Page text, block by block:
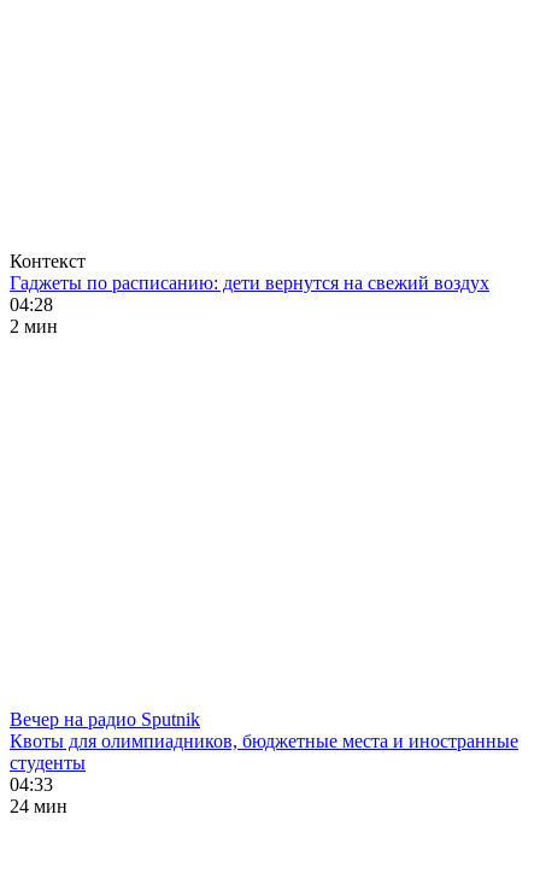
Контекст
Гаджеты по расписанию: дети вернутся на свежий воздух
04:28
2 мин
Вечер на радио Sputnik
Квоты для олимпиадников, бюджетные места и иностранные
студенты
04:33
24 мин